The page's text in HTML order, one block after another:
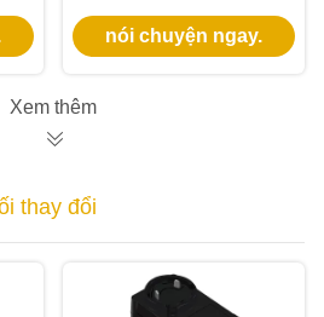
đầu vào 100-240Vac
và bảo hành 3 năm
nói chuyện ngay.
Xem thêm
thay đổi